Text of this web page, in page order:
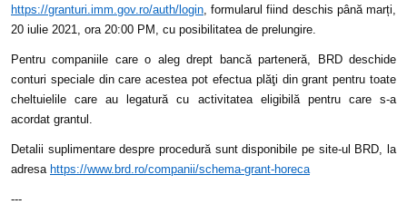
https://granturi.imm.gov.ro/auth/login, formularul fiind deschis până marți,
20 iulie 2021, ora 20:00 PM, cu posibilitatea de prelungire.
Pentru companiile care o aleg drept bancă parteneră, BRD deschide
conturi speciale din care acestea pot efectua plăţi din grant pentru toate
cheltuielile care au legatură cu activitatea eligibilă pentru care s-a
acordat grantul.
Detalii suplimentare despre procedură sunt disponibile pe site-ul BRD, la
adresa https://www.brd.ro/companii/schema-grant-horeca
---